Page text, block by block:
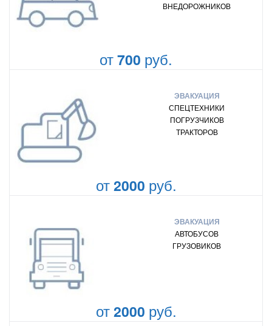
ВНЕДОРОЖНИКОВ
от700 руб.
ЭВАКУАЦИЯ
СПЕЦТЕХНИКИ
ПОГРУЗЧИКОВ
ТРАКТОРОВ
от2000 руб.
ЭВАКУАЦИЯ
АВТОБУСОВ
ГРУЗОВИКОВ
от2000 руб.